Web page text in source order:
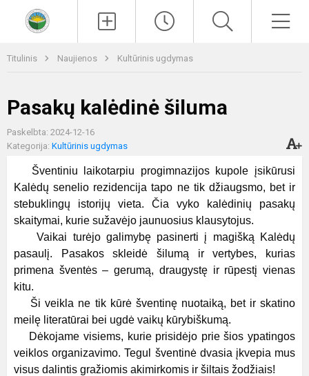
Titulinis Naujienos Kultūrinis ugdymas
Pasakų kalėdinė šiluma
Paskelbta: 2024-12-16
Kategorija: Kultūrinis ugdymas
Šventiniu laikotarpiu progimnazijos kupole įsikūrusi
Kalėdų senelio rezidencija tapo ne tik džiaugsmo, bet ir
stebuklingų istorijų vieta. Čia vyko kalėdinių pasakų
skaitymai, kurie sužavėjo jaunuosius klausytojus.
Vaikai turėjo galimybę pasinerti į magišką Kalėdų
pasaulį. Pasakos skleidė šilumą ir vertybes, kurias
primena šventės – gerumą, draugystę ir rūpestį vienas
kitu.
Ši veikla ne tik kūrė šventinę nuotaiką, bet ir skatino
meilę literatūrai bei ugdė vaikų kūrybiškumą.
Dėkojame visiems, kurie prisidėjo prie šios ypatingos
veiklos organizavimo. Tegul šventinė dvasia įkvepia mus
visus dalintis gražiomis akimirkomis ir šiltais žodžiais!